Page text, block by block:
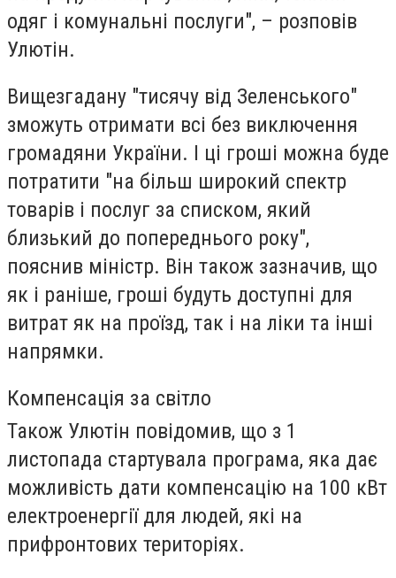
одяг і комунальні послуги", – розповів
Улютін.
Вищезгадану "тисячу від Зеленського"
зможуть отримати всі без виключення
громадяни України. І ці гроші можна буде
потратити "на більш широкий спектр
товарів і послуг за списком, який
близький до попереднього року",
пояснив міністр. Він також зазначив, що
як і раніше, гроші будуть доступні для
витрат як на проїзд, так і на ліки та інші
напрямки.
Компенсація за світло
Також Улютін повідомив, що з 1
листопада стартувала програма, яка дає
можливість дати компенсацію на 100 кВт
електроенергії для людей, які на
прифронтових територіях.